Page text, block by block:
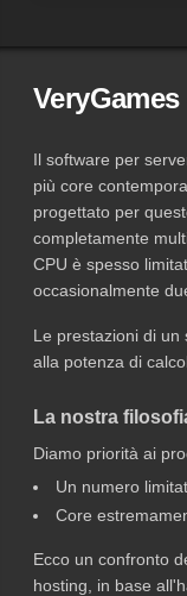
Il software per
più core
progettato per
completamente
CPU è spesso
occasionalmente
Le prestazioni di un
alla potenza di
La nostra
Diamo priorità ai
Un numero
Core
Ecco un confronto
hosting, in base